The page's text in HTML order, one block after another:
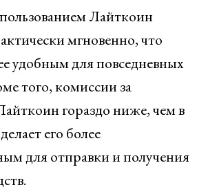
Лайткоин
мгновенно, что
удобным для повседневных
того, комиссии за
гораздо ниже, чем в
его более
для отправки и получения